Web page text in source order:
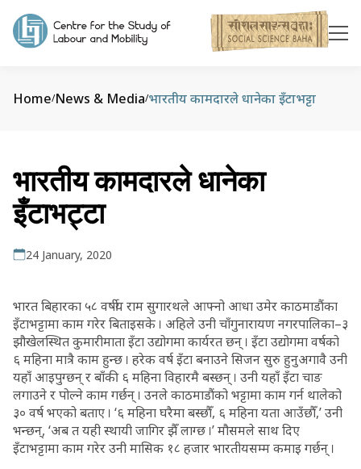
Home/News & Media/भारतीय कामदारले धानेका इँटाभट्टा
भारतीय कामदारले धानेका
इँटाभट्टा
24 January, 2020
भारत बिहारका ५८ वर्षीय राम सुगारथले आफ्नो आधा उमेर काठमाडौंका
इँटाभट्टामा काम गरेर बिताइसके । अहिले उनी चाँगुनारायण नगरपालिका–३
झौखेलस्थित कुमारीमाता इँटा उद्योगमा कार्यरत छन् । इँटा उद्योगमा वर्षको
६ महिना मात्रै काम हुन्छ । हरेक वर्ष इँटा बनाउने सिजन सुरु हुनुअगावै उनी
यहाँ आइपुग्छन् र बाँकी ६ महिना विहारमै बस्छन् । उनी यहाँ इँटा चाङ
लगाउने र पोल्ने काम गर्छन् । उनले काठमाडौंको भट्टामा काम गर्न थालेको
३० वर्ष भएको बताए । ‘६ महिना घरैमा बस्छौँ, ६ महिना यता आउँछौँ,’ उनी
भन्छन्, ‘अब त यही स्थायी जागिर झैँ लाग्छ ।’ मौसमले साथ दिए
इँटाभट्टामा काम गरेर उनी मासिक १८ हजार भारतीयसम्म कमाइ गर्छन् ।